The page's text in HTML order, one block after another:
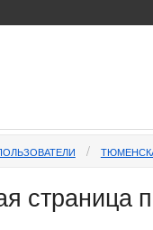
страница